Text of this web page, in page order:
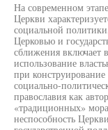
На современном
Церкви
социальной
Церковью и
сближения включает
использование
при
социально-
православия как
«традиционных»
неспособность